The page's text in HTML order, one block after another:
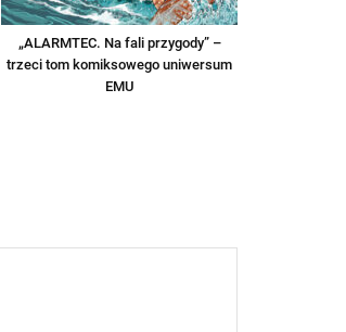
„ALARMTEC. Na fali przygody” –
trzeci tom komiksowego uniwersum
EMU